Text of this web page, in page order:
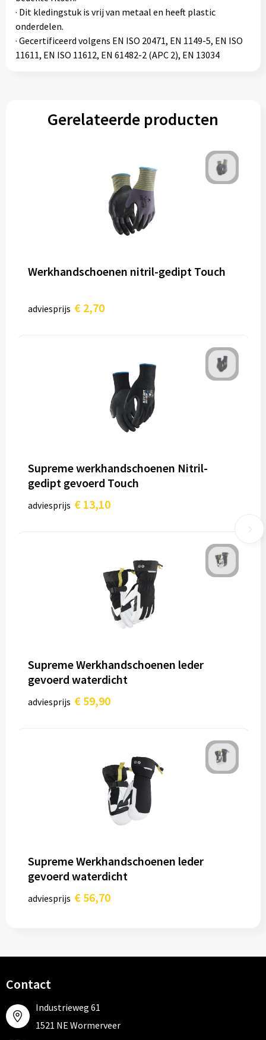
· Dit kledingstuk is vrij van metaal en heeft plastic
onderdelen.
· Gecertificeerd volgens EN ISO 20471, EN 1149-5, EN ISO
11611, EN ISO 11612, EN 61482-2 (APC 2), EN 13034
Gerelateerde producten
Werkhandschoenen nitril-gedipt Touch
adviesprijs € 2,70
Supreme werkhandschoenen Nitril-
gedipt gevoerd Touch
adviesprijs € 13,10
Supreme Werkhandschoenen leder
gevoerd waterdicht
adviesprijs € 59,90
Supreme Werkhandschoenen leder
gevoerd waterdicht
adviesprijs € 56,70
Contact
Industrieweg 61
1521 NE Wormerveer